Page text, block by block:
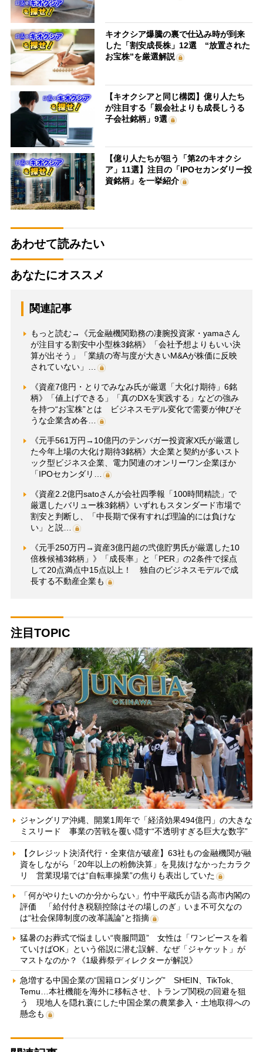
キオクシア爆騰の裏で仕込み時が到来
した「割安成長株」12選 “放置された
お宝株”を厳選解説
【キオクシアと同じ構図】億り人たち
が注目する「親会社よりも成長しうる
子会社銘柄」9選
【億り人たちが狙う「第2のキオクシ
ア」11選】注目の「IPOセカンダリー投
資銘柄」を一挙紹介
あわせて読みたい
あなたにオススメ
関連記事
もっと読む→《元金融機関勤務の凄腕投資家・yamaさん
が注目する割安中小型株3銘柄》「会社予想よりもいい決
算が出そう」「業績の寄与度が大きいM&Aが株価に反映
されていない」…
《資産7億円・とりでみなみ氏が厳選「大化け期待」6銘
柄》「値上げできる」「真のDXを実践する」などの強み
を持つ“お宝株”とは ビジネスモデル変化で需要が伸びそ
うな企業含め各…
《元手561万円→10億円のテンバガー投資家X氏が厳選し
た今年上場の大化け期待3銘柄》大企業と契約が多いスト
ック型ビジネス企業、電力関連のオンリーワン企業ほか
「IPOセカンダリ…
《資産2.2億円satoさんが会社四季報「100時間精読」で
厳選したバリュー株3銘柄》いずれもスタンダード市場で
割安と判断し、「中長期で保有すれば理論的には負けな
い」と説…
《元手250万円→資産3億円超の弐億貯男氏が厳選した10
倍株候補3銘柄」》「成長率」と「PER」の2条件で採点
して20点満点中15点以上！ 独自のビジネスモデルで成
長する不動産企業も
注目TOPIC
ジャングリア沖縄、開業1周年で「経済効果494億円」の大きな
ミスリード 事業の苦戦を覆い隠す“不透明すぎる巨大な数字”
【クレジット決済代行・全東信が破産】63社もの金融機関が融
資をしながら「20年以上の粉飾決算」を見抜けなかったカラク
リ 営業現場では“自転車操業”の焦りも表出していた
「何がやりたいのか分からない」竹中平蔵氏が語る高市内閣の
評価 「給付付き税額控除はその場しのぎ」いま不可欠なの
は“社会保障制度の改革議論”と指摘
猛暑のお葬式で悩ましい“喪服問題” 女性は「ワンピースを着
ていけばOK」という俗説に潜む誤解、なぜ「ジャケット」が
マストなのか？《1級葬祭ディレクターが解説》
急増する中国企業の“国籍ロンダリング” SHEIN、TikTok、
Temu…本社機能を海外に移転させ、トランプ関税の回避を狙
う 現地人を隠れ蓑にした中国企業の農業参入・土地取得への
懸念も